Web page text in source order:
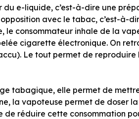
e-liquide, c’est-à-dire une
avec le tabac, c’est-à-
consommateur inhale de la
cigarette électronique. On
Le tout permet de
tabagique, elle permet de
la vapoteuse permet de doser
réduire cette consommation